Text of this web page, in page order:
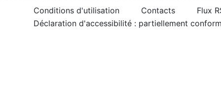
Conditions d'utilisation Contacts
Flux
Déclaration d'accessibilité : partiellement